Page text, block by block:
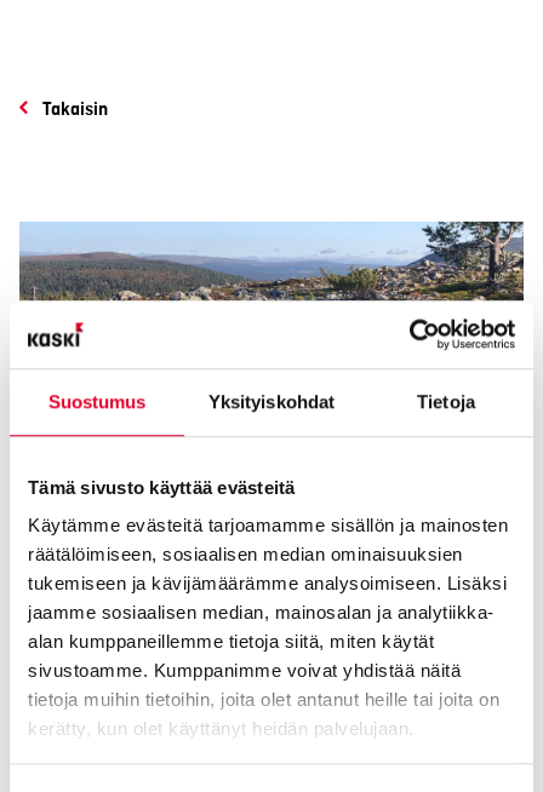
Suostumus Yksityiskohdat Tietoja
Tämä sivusto käyttää evästeitä
Käytämme evästeitä tarjoamamme sisällön ja mainosten
räätälöimiseen, sosiaalisen median ominaisuuksien
tukemiseen ja kävijämäärämme analysoimiseen. Lisäksi
jaamme sosiaalisen median, mainosalan ja analytiikka-
alan kumppaneillemme tietoja siitä, miten käytät
sivustoamme. Kumppanimme voivat yhdistää näitä
tietoja muihin tietoihin, joita olet antanut heille tai joita on
kerätty, kun olet käyttänyt heidän palvelujaan.
Takaisin
Oma koodi kullan kallis
26.10.2023